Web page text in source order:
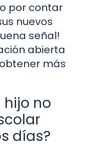
por contar
nuevos
señal!
abierta
más
hijo no
días?